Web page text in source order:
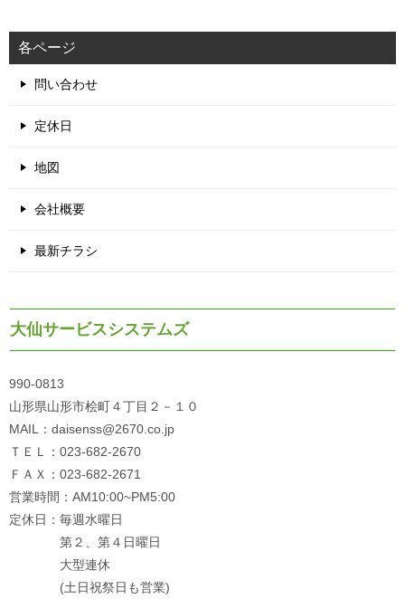
各ページ
問い合わせ
定休日
地図
会社概要
最新チラシ
大仙サービスシステムズ
990-0813
山形県山形市桧町４丁目２－１０
MAIL：daisenss@2670.co.jp
ＴＥＬ：023-682-2670
ＦＡＸ：023-682-2671
営業時間：AM10:00~PM5:00
定休日：毎週水曜日
第２、第４日曜日
大型連休
(土日祝祭日も営業)